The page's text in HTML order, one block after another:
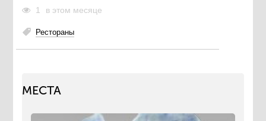
1
в этом месяце
Рестораны
МЕСТА